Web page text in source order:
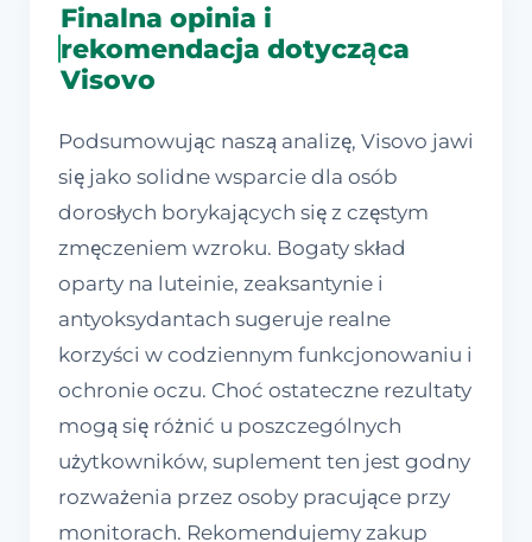
Finalna opinia i
rekomendacja dotycząca
Visovo
Podsumowując naszą analizę, Visovo jawi
się jako solidne wsparcie dla osób
dorosłych borykających się z częstym
zmęczeniem wzroku. Bogaty skład
oparty na luteinie, zeaksantynie i
antyoksydantach sugeruje realne
korzyści w codziennym funkcjonowaniu i
ochronie oczu. Choć ostateczne rezultaty
mogą się różnić u poszczególnych
użytkowników, suplement ten jest godny
rozważenia przez osoby pracujące przy
monitorach. Rekomendujemy zakup